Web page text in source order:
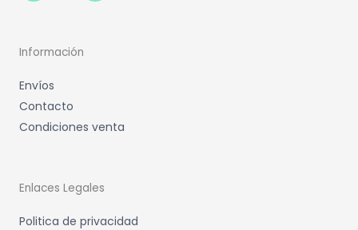
Información
Envíos
Contacto
Condiciones venta
Enlaces Legales
Politica de privacidad